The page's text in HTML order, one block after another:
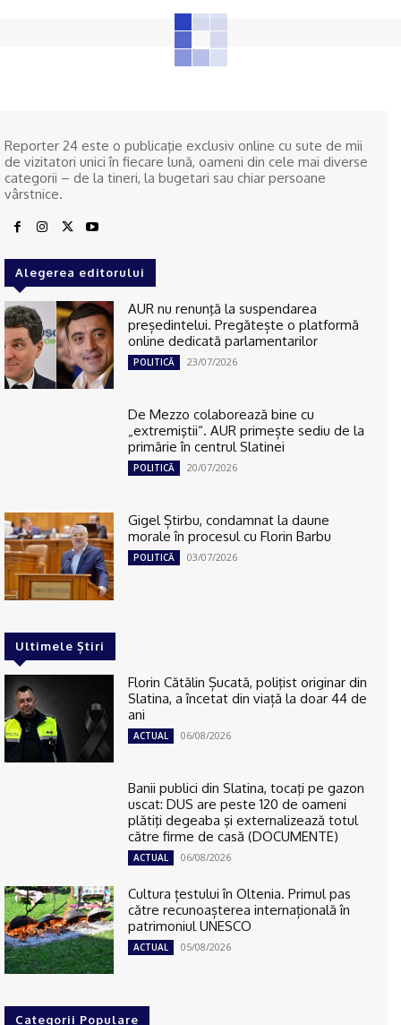
Reporter 24 este o publicaţie exclusiv online cu sute de mii
de vizitatori unici în fiecare lună, oameni din cele mai diverse
categorii – de la tineri, la bugetari sau chiar persoane
vârstnice.
Alegerea editorului
AUR nu renunţă la suspendarea
președintelui. Pregătește o platformă
online dedicată parlamentarilor
POLITICĂ 23/07/2026
De Mezzo colaborează bine cu
„extremiştii“. AUR primește sediu de la
primărie în centrul Slatinei
POLITICĂ 20/07/2026
Gigel Știrbu, condamnat la daune
morale în procesul cu Florin Barbu
POLITICĂ 03/07/2026
Ultimele Știri
Florin Cătălin Șucată, poliţist originar din
Slatina, a încetat din viață la doar 44 de
ani
ACTUAL 06/08/2026
Banii publici din Slatina, tocaţi pe gazon
uscat: DUS are peste 120 de oameni
plătiţi degeaba şi externalizează totul
către firme de casă (DOCUMENTE)
ACTUAL 06/08/2026
Cultura țestului în Oltenia. Primul pas
către recunoașterea internațională în
patrimoniul UNESCO
ACTUAL 05/08/2026
Categorii Populare